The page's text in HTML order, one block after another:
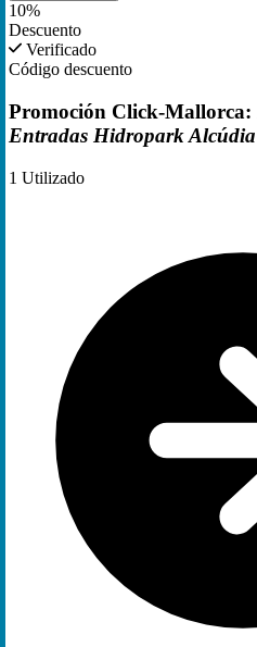
10%
Descuento
Verificado
Código descuento
Promoción Click-Mallorca:
Entradas Hidropark Alcúdia
1 Utilizado